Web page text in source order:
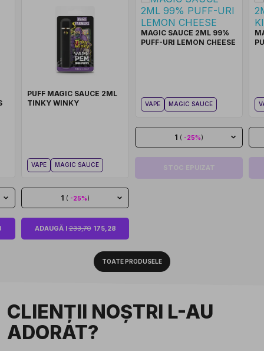
PUFF MAGIC SAUCE 2ML
TINKY WINKY
VAPE MAGIC SAUCE
1 ( -25%)
ADAUGĂ I233,70175,28
MAGIC SAUCE 2ML 99%
PUFF-URI LEMON CHEESE
VAPE MAGIC SAUCE
1 ( -25%)
STOC EPUIZAT
TOATE PRODUSELE
CLIENȚII NOȘTRI L-AU
ADORAT?